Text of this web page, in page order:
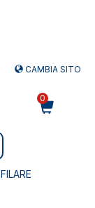
CAMBIA SITO
0